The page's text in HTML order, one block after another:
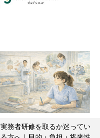
実務者研修を取るか迷ってい